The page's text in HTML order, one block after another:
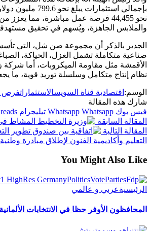
نحو 44,455 فرصة عمل مباشرة، مما
والملابس الجاهزة، ويُسهم في تحقيق
صناعية متكاملة تشمل الغزل، الحياكة،
الأقمشة مثل مقاومة الميكروبات، أما
نظام إنتاج متكامل وسلسلة توريد قوية، ما
الوسم: اقتصادية قناة السويسالاستثماراتفرص
شارك هذه المقالة
فيس بوك
Whatsapp Whatsapp تيليجرام
المقالة السابقة
المشاط
المقالة التالية
التعليم وأكاديمية الفنون لإطلاق مبادرة
You Might Also Like
الرئيسيةعربي و عالمي
المحافظون الأوفر حظا في الانتخابات